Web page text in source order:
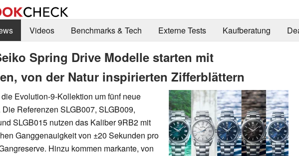
Videos Benchmarks & Tech Externe Tests Kaufberatung
Spring Drive Modelle starten mit
von der Natur inspirierten Zifferblättern
Evolution-9-Kollektion um fünf neue
Referenzen SLGB007, SLGB009,
SLGB015 nutzen das Kaliber 9RB2 mit
Ganggenauigkeit von ±20 Sekunden pro
Hinzu kommen markante, von